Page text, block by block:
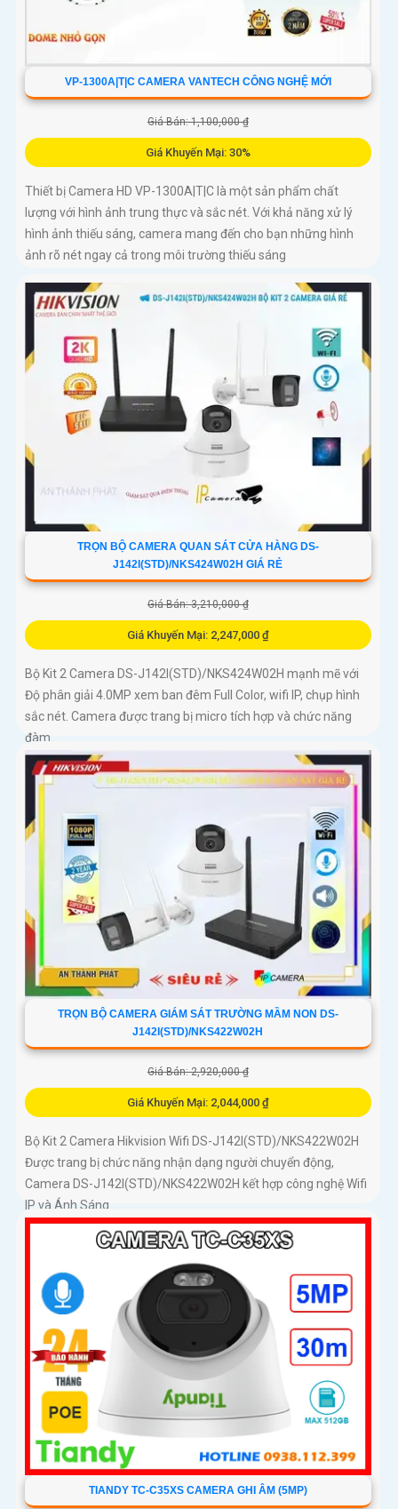
VP-1300A|T|C CAMERA VANTECH CÔNG NGHỆ MỚI
Giá Bán: 1,100,000 ₫
Giá Khuyến Mại: 30%
Thiết bị Camera HD VP-1300A|T|C là một sản phẩm chất
lượng với hình ảnh trung thực và sắc nét. Với khả năng xử lý
hình ảnh thiếu sáng, camera mang đến cho bạn những hình
ảnh rõ nét ngay cả trong môi trường thiếu sáng
TRỌN BỘ CAMERA QUAN SÁT CỬA HÀNG DS-
J142I(STD)/NKS424W02H GIÁ RẺ
Giá Bán: 3,210,000 ₫
Giá Khuyến Mại: 2,247,000 ₫
Bộ Kit 2 Camera DS-J142I(STD)/NKS424W02H mạnh mẽ với
Độ phân giải 4.0MP xem ban đêm Full Color, wifi IP, chụp hình
sắc nét. Camera được trang bị micro tích hợp và chức năng
đàm...
TRỌN BỘ CAMERA GIÁM SÁT TRƯỜNG MẦM NON DS-
J142I(STD)/NKS422W02H
Giá Bán: 2,920,000 ₫
Giá Khuyến Mại: 2,044,000 ₫
Bộ Kit 2 Camera Hikvision Wifi DS-J142I(STD)/NKS422W02H
Được trang bị chức năng nhận dạng người chuyển động,
Camera DS-J142I(STD)/NKS422W02H kết hợp công nghệ Wifi
IP và Ánh Sáng...
TIANDY TC-C35XS CAMERA GHI ÂM (5MP)